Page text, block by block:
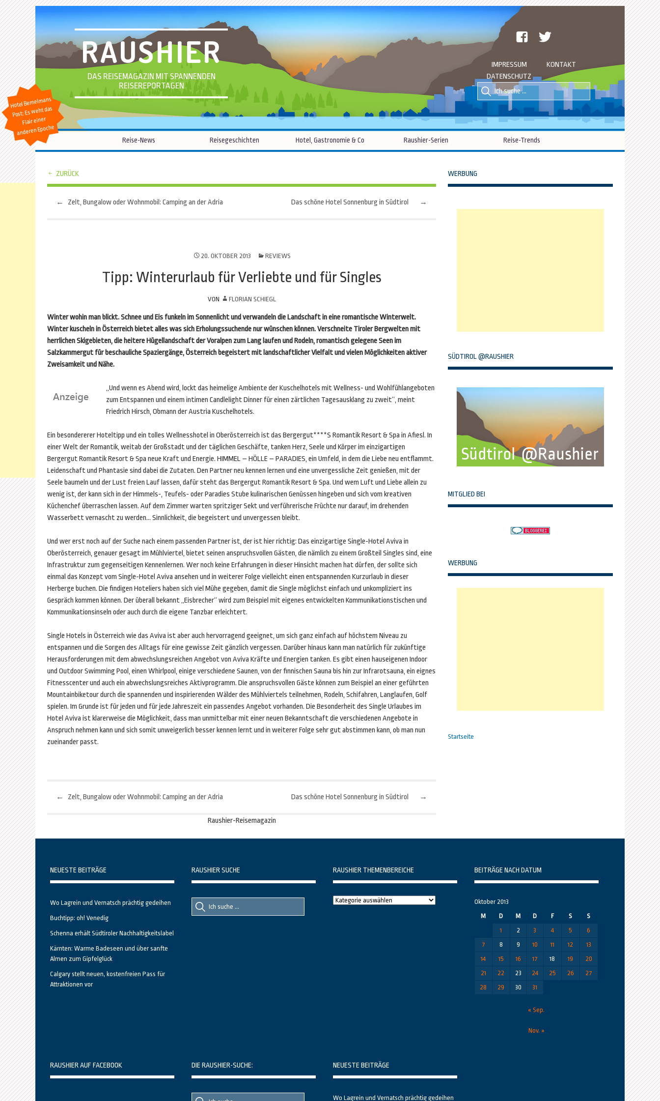
RAUSHIER
DAS REISEMAGAZIN MIT SPANNENDEN
REISEREPORTAGEN
facebook
IMPRESSUM
KONTAKT
DATENSCHUTZ
Suche
nach::
Suche
nach:
Hotel Bemelmans
Post: Es weht das
Flair einer
anderen Epoche
Reise-News Reisegeschichten Hotel, Gastronomie & Co Raushier-Serien Reise-Trends
ZURÜCK
Beitragsnavigation
← Zelt, Bungalow oder Wohnmobil: Camping an der Adria →
Das schöne Hotel Sonnenburg in Südtirol
20. OKTOBER 2013 REVIEWS
Tipp: Winterurlaub für Verliebte und für Singles
VON FLORIAN SCHIEGL
Winter wohin man blickt. Schnee und Eis funkeln im Sonnenlicht und verwandeln die Landschaft in eine romantische Winterwelt.
Winter kuscheln in Österreich bietet alles was sich Erholungssuchende nur wünschen können. Verschneite Tiroler Bergwelten mit
herrlichen Skigebieten, die heitere Hügellandschaft der Voralpen zum Lang laufen und Rodeln, romantisch gelegene Seen im
Salzkammergut für beschauliche Spaziergänge, Österreich begeistert mit landschaftlicher Vielfalt und vielen Möglichkeiten aktiver
Zweisamkeit und Nähe.
„Und wenn es Abend wird, lockt das heimelige Ambiente der Kuschelhotels mit Wellness- und Wohlfühlangeboten
zum Entspannen und einem intimen Candlelight Dinner für einen zärtlichen Tagesausklang zu zweit“, meint
Friedrich Hirsch, Obmann der Austria Kuschelhotels.
Ein besondererer Hoteltipp und ein tolles Wellnesshotel in Oberösterreich ist das Bergergut****S Romantik Resort & Spa in Afiesl. In
einer Welt der Romantik, weitab der Großstadt und der täglichen Geschäfte, tanken Herz, Seele und Körper im einzigartigen
Bergergut Romantik Resort & Spa neue Kraft und Energie. HIMMEL – HÖLLE – PARADIES, ein Umfeld, in dem die Liebe neu entflammt.
Leidenschaft und Phantasie sind dabei die Zutaten. Den Partner neu kennen lernen und eine unvergessliche Zeit genießen, mit der
Seele baumeln und der Lust freien Lauf lassen, dafür steht das Bergergut Romantik Resort & Spa. Und wem Luft und Liebe allein zu
wenig ist, der kann sich in der Himmels-, Teufels- oder Paradies Stube kulinarischen Genüssen hingeben und sich vom kreativen
Küchenchef überraschen lassen. Auf dem Zimmer warten spritziger Sekt und verführerische Früchte nur darauf, im drehenden
Wasserbett vernascht zu werden… Sinnlichkeit, die begeistert und unvergessen bleibt.
Und wer erst noch auf der Suche nach einem passenden Partner ist, der ist hier richtig: Das einzigartige Single-Hotel Aviva in
Oberösterreich, genauer gesagt im Mühlviertel, bietet seinen anspruchsvollen Gästen, die nämlich zu einem Großteil Singles sind, eine
Infrastruktur zum gegenseitigen Kennenlernen. Wer noch keine Erfahrungen in dieser Hinsicht machen hat dürfen, der sollte sich
einmal das Konzept vom Single-Hotel Aviva ansehen und in weiterer Folge vielleicht einen entspannenden Kurzurlaub in dieser
Herberge buchen. Die findigen Hoteliers haben sich viel Mühe gegeben, damit die Single möglichst einfach und unkompliziert ins
Gespräch kommen können. Der überall bekannt „Eisbrecher“ wird zum Beispiel mit eigenes entwickelten Kommunikationstischen und
Kommunikationsinseln oder auch durch die eigene Tanzbar erleichtert.
Single Hotels in Österreich wie das Aviva ist aber auch hervorragend geeignet, um sich ganz einfach auf höchstem Niveau zu
entspannen und die Sorgen des Alltags für eine gewisse Zeit gänzlich vergessen. Darüber hinaus kann man natürlich für zukünftige
Herausforderungen mit dem abwechslungsreichen Angebot von Aviva Kräfte und Energien tanken. Es gibt einen hauseigenen Indoor
und Outdoor Swimming Pool, einen Whirlpool, einige verschiedene Saunen, von der finnischen Sauna bis hin zur Infrarotsauna, ein eignes
Fitnesscenter und auch ein abwechslungsreiches Aktivprogramm. Die anspruchsvollen Gäste können zum Beispiel an einer geführten
Mountainbiketour durch die spannenden und inspirierenden Wälder des Mühlviertels teilnehmen, Rodeln, Schifahren, Langlaufen, Golf
spielen. Im Grunde ist für jeden und für jede Jahreszeit ein passendes Angebot vorhanden. Die Besonderheit des Single Urlaubes im
Hotel Aviva ist klarerweise die Möglichkeit, dass man unmittelbar mit einer neuen Bekanntschaft die verschiedenen Angebote in
Anspruch nehmen kann und sich somit unweigerlich besser kennen lernt und in weiterer Folge sehr gut abstimmen kann, ob man nun
zueinander passt.
Beitragsnavigation
← Zelt, Bungalow oder Wohnmobil: Camping an der Adria →
Das schöne Hotel Sonnenburg in Südtirol
Raushier-Reisemagazin
WERBUNG
SÜDTIROL @RAUSHIER
MITGLIED BEI
WERBUNG
Startseite
NEUESTE BEITRÄGE
Wo Lagrein und Vernatsch prächtig gedeihen
Buchtipp: oh! Venedig
Schenna erhält Südtiroler Nachhaltigkeitslabel
Kärnten: Warme Badeseen und über sanfte
Almen zum Gipfelglück
Calgary stellt neuen, kostenfreien Pass für
Attraktionen vor
RAUSHIER SUCHE
Suche
nach::
Suche
nach:
RAUSHIER THEMENBEREICHE
Raushier
BEITRÄGE NACH DATUM
Oktober 2013
M
D M D F S
S
1
2 3 4 5
6
7
8 9 10 11 12
13
14
15 16 17 18 19
20
21
22 23 24 25 26
27
28
29 30 31
« Sep.
Nov. »
RAUSHIER AUF FACEBOOK DIE RAUSHIER-SUCHE:
Suche
Suche
NEUESTE BEITRÄGE
Wo Lagrein und Vernatsch prächtig gedeihen